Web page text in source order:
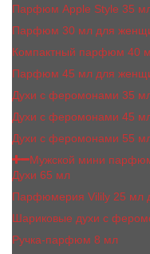
Парфюм Apple Style 35
Парфюм 30 мл для
Компактный парфюм 40
Парфюм 45 мл для
Духи с феромонами 35
Духи с феромонами 45
Духи с феромонами 55
Мужской мини
Духи 65 мл
Парфюмерия Vilily 25 мл
Шариковые духи с
Ручка-парфюм 8 мл